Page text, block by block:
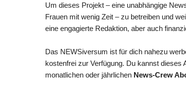
Um dieses Projekt – eine unabhängige
Frauen mit wenig Zeit – zu betreiben und
eine engagierte Redaktion, aber auch
Das NEWSiversum ist für dich nahezu
kostenfrei zur Verfügung. Du kannst dieses
monatlichen oder jährlichen News-Crew